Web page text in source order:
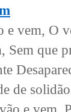
vem, O
Sem que
de